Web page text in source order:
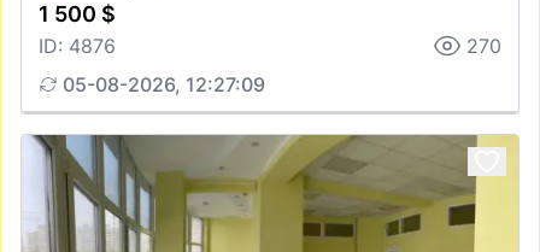
1 500 $
ID: 4876
270
05-08-2026, 12:27:09